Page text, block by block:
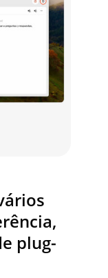
plug-